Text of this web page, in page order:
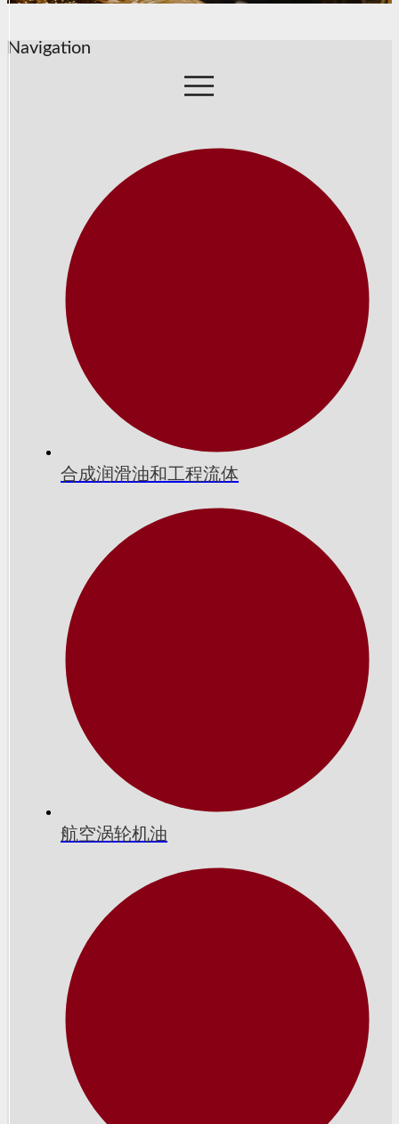
Navigation
合成润滑油和工程流体
航空涡轮机油